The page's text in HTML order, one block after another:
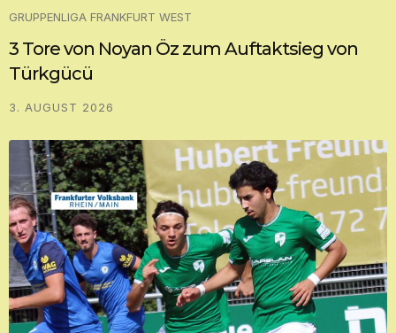
GRUPPENLIGA FRANKFURT WEST
3 Tore von Noyan Öz zum Auftaktsieg von
Türkgücü
3. AUGUST 2026